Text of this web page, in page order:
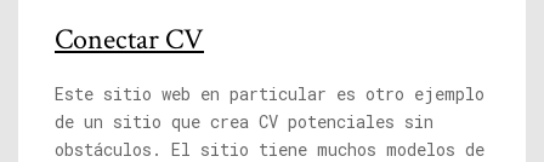
Conectar CV
Este sitio web en particular es otro ejemplo
de un sitio que crea CV potenciales sin
obstáculos. El sitio tiene muchos modelos de